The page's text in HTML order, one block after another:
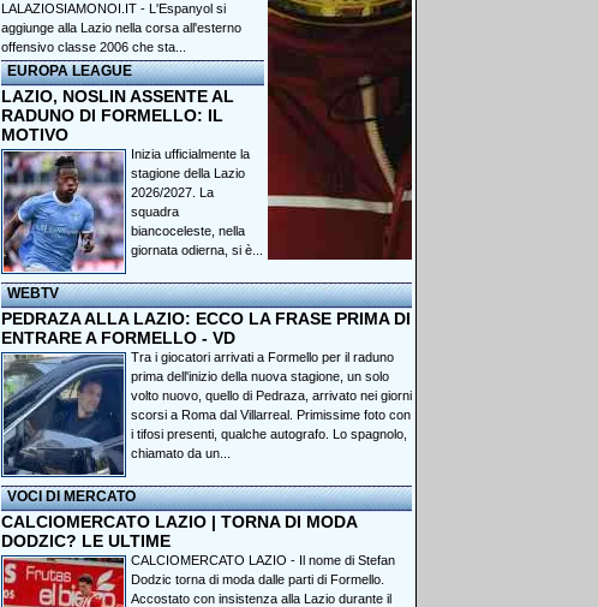
LALAZIOSIAMONOI.IT - L'Espanyol si
aggiunge alla Lazio nella corsa all'esterno
offensivo classe 2006 che sta...
EUROPA LEAGUE
LAZIO, NOSLIN ASSENTE AL
RADUNO DI FORMELLO: IL
MOTIVO
Inizia ufficialmente la
stagione della Lazio
2026/2027. La
squadra
biancoceleste, nella
giornata odierna, si è...
WEBTV
PEDRAZA ALLA LAZIO: ECCO LA FRASE PRIMA DI
ENTRARE A FORMELLO - VD
Tra i giocatori arrivati a Formello per il raduno
prima dell'inizio della nuova stagione, un solo
volto nuovo, quello di Pedraza, arrivato nei giorni
scorsi a Roma dal Villarreal. Primissime foto con
i tifosi presenti, qualche autografo. Lo spagnolo,
chiamato da un...
VOCI DI MERCATO
CALCIOMERCATO LAZIO | TORNA DI MODA
DODZIC? LE ULTIME
CALCIOMERCATO LAZIO - Il nome di Stefan
Dodzic torna di moda dalle parti di Formello.
Accostato con insistenza alla Lazio durante il